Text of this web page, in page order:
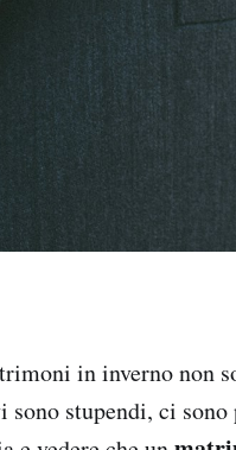
in inverno non
sono stupendi, ci